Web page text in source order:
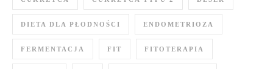
DIETA DLA PŁODNOŚCI ENDOMETRIOZA
FERMENTACJA FIT FITOTERAPIA